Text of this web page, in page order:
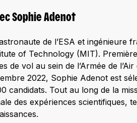
Sophie Adenot
de l’ESA et ingénieure
of Technology (MIT).
de vol au sein de l’Armée de
2022, Sophie Adenot est
candidats. Tout au long de la
des expériences scientifiques,